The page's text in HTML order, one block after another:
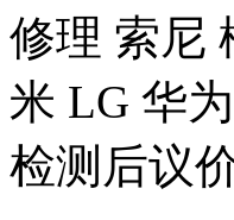
修理 索尼
米 LG 华
检测后议